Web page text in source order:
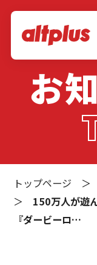
お
トップページ ＞
＞ 150万人が遊
『ダービーロ…